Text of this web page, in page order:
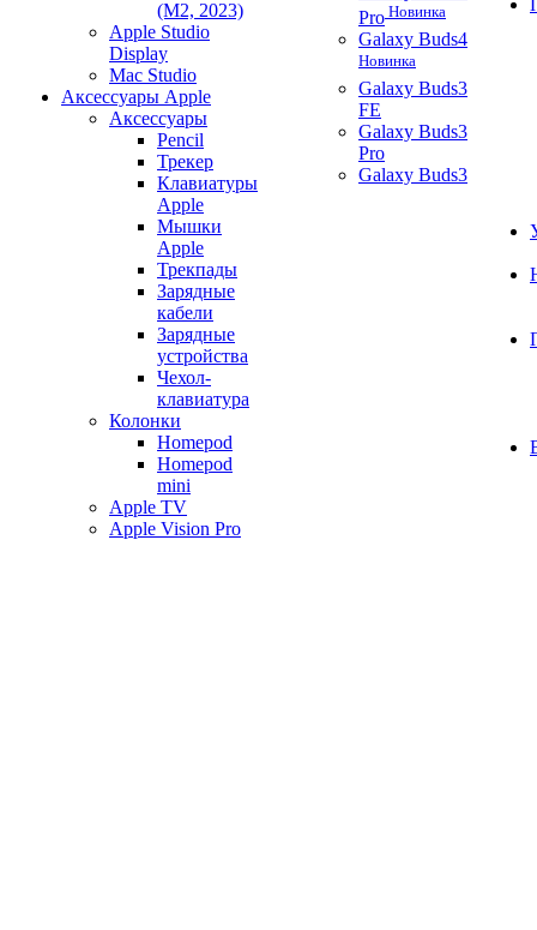
(M2, 2023)
Apple Studio
Display
Mac Studio
Аксессуары Apple
Аксессуары
Pencil
Трекер
Клавиатуры
Apple
Мышки
Apple
Трекпады
Зарядные
кабели
Зарядные
устройства
Чехол-
клавиатура
Колонки
Homepod
Homepod
mini
Apple TV
Apple Vision Pro
Pro Новинка
Galaxy Buds4
Новинка
Galaxy Buds3
FE
Galaxy Buds3
Pro
Galaxy Buds3